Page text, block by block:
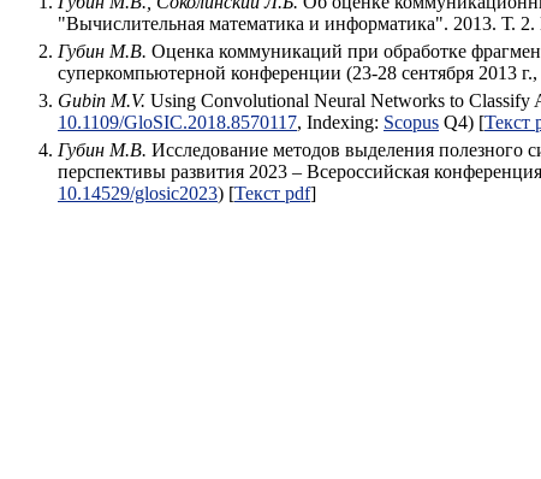
"Вычислительная математика и информатика". 2013. Т.
Губин М.В. Оценка коммуникаций при обработке
суперкомпьютерной конференции (23-28 сентября
Gubin M.V. Using Convolutional Neural Networks to Classify
10.1109/GloSIC.2018.8570117, Indexing: Scopus Q4) [Текст
Губин М.В. Исследование методов выделения полезного
перспективы развития 2023 – Всероссийская
10.14529/glosic2023) [Текст pdf]